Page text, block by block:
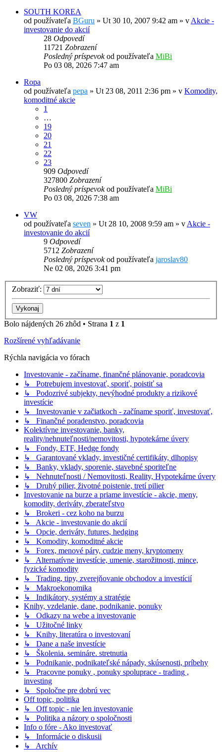
SOUTH KOREA
od používateľa BGuru » Ut 30 10, 2007 9:42 am » vAkcie -
investovanie do akcií
28 Odpovedí
11721 Zobrazení
Posledný príspevokod používateľa MiBi
Po 03 08, 2026 7:47 am
Ropa
od používateľa pepa » Ut 23 08, 2011 2:36 pm » v Komodity,
komoditné akcie
1
…
19
20
21
22
23
909 Odpovedí
327800 Zobrazení
Posledný príspevokod používateľa MiBi
Po 03 08, 2026 7:38 am
VW
od používateľa seven » Ut 28 10, 2008 9:59 am » vAkcie -
investovanie do akcií
9 Odpovedí
5712 Zobrazení
Posledný príspevokod používateľa jaroslav80
Ne 02 08, 2026 3:41 pm
Zobraziť:
Bolo nájdených 26 zhôd • Strana 1 z 1
Rozšírené vyhľadávanie
Rýchla navigácia vo fórach
Investovanie - začíname, finančné plánovanie, poradcovia
↳ Potrebujem investovať, sporiť, poistiť sa
↳ Podozrivé subjekty, nevýhodné produkty a rizikové
investície
↳ Investovanie v začiatkoch - začíname sporiť, investovať,
↳ Finančné poradenstvo, poradcovia
Kolektívne investovanie, banky,
reality/nehnuteľnosti/nemovitosti, hypotekárne úvery
↳ Fondy, ETF, Hedge fondy
↳ Garantované vklady, investičné certifikáty, dlhopisy
↳ Banky, vklady, sporenie, stavebné sporiteľne
↳ Nehnuteľnosti / Nemovitosti, Reality, Hypotekárne úvery
↳ Druhý pilier, životné poistenie, tretí pilier
Investovanie na burze a priame investície - akcie, meny,
komodity, deriváty, zberateľstvo
↳ Brokeri - cez koho na burzu
↳ Akcie - investovanie do akcií
↳ Opcie, deriváty, futures, hedging
↳ Komodity, komoditné akcie
↳ Forex, menové páry, cudzie meny, kryptomeny
↳ Alternatívne investície, umenie, starožitnosti, mince,
fyzické komodity
↳ Trading, tipy, zverejňovanie obchodov a investícií
↳ Makroekonomika
↳ Indikátory, systémy a stratégie
Knihy, vzdelanie, dane, podnikanie, ponuky
↳ Odkazy na webe a investovanie
↳ Užitočné linky
↳ Knihy, literatúra o investovaní
↳ Dane a naše investície
↳ Školenia. semináre. stretnutia
↳ Podnikanie, podnikateľské nápady, skúsenosti, príbehy
↳ Pracovne ponuky , ponuky spoluprace - trading ,
investing
↳ Spoločne pre dobrú vec
Off topic, politika
↳ Off topic - nie len investovanie
↳ Politika a názory o spoločnosti
Info o fóre - Ako investovať
↳ Informácie o diskusii
↳ Archív